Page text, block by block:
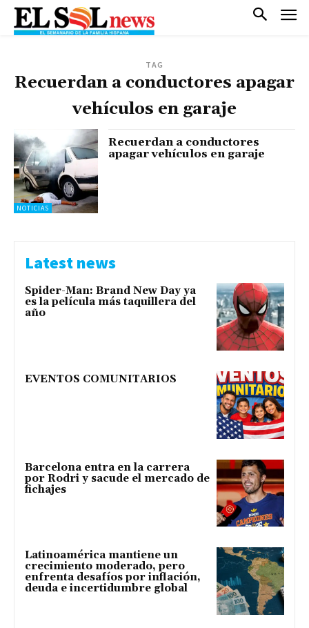
TAG
Recuerdan a conductores apagar
vehículos en garaje
NOTICIAS
Recuerdan a conductores
apagar vehículos en garaje
Latest news
Spider-Man: Brand New Day ya
es la película más taquillera del
año
EVENTOS COMUNITARIOS
Barcelona entra en la carrera
por Rodri y sacude el mercado de
fichajes
Latinoamérica mantiene un
crecimiento moderado, pero
enfrenta desafíos por inflación,
deuda e incertidumbre global